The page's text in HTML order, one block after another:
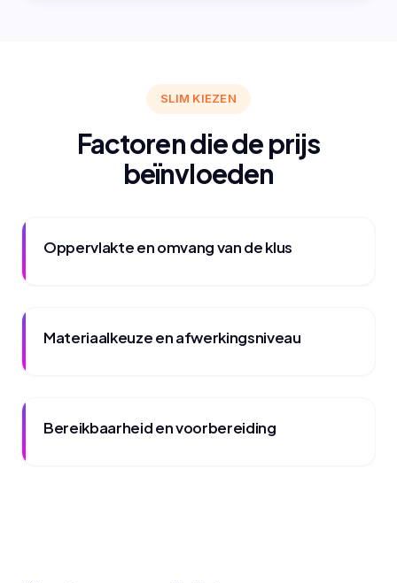
SLIM KIEZEN
Factoren die de prijs
beïnvloeden
Oppervlakte en omvang van de klus
Materiaalkeuze en afwerkingsniveau
Bereikbaarheid en voorbereiding